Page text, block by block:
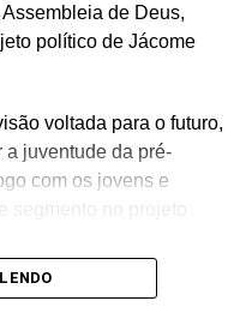
de Deus,
político de Jácome
voltada para o futuro,
a juventude da pré-
com os jovens e
afirmou acreditar na